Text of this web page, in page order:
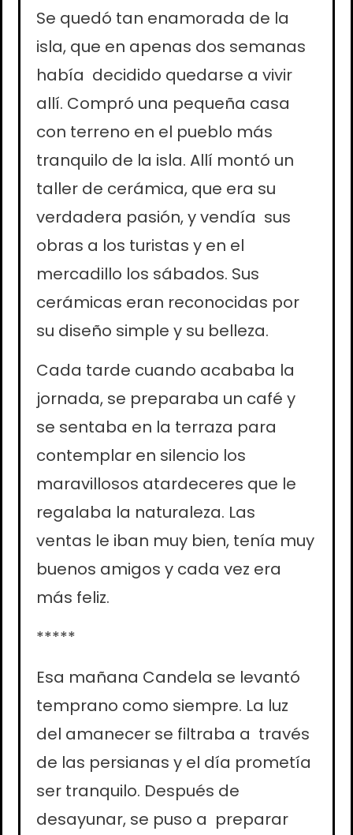
Se quedó tan enamorada de la
isla, que en apenas dos semanas
había decidido quedarse a vivir
allí. Compró una pequeña casa
con terreno en el pueblo más
tranquilo de la isla. Allí montó un
taller de cerámica, que era su
verdadera pasión, y vendía sus
obras a los turistas y en el
mercadillo los sábados. Sus
cerámicas eran reconocidas por
su diseño simple y su belleza.
Cada tarde cuando acababa la
jornada, se preparaba un café y
se sentaba en la terraza para
contemplar en silencio los
maravillosos atardeceres que le
regalaba la naturaleza. Las
ventas le iban muy bien, tenía muy
buenos amigos y cada vez era
más feliz.
*****
Esa mañana Candela se levantó
temprano como siempre. La luz
del amanecer se filtraba a través
de las persianas y el día prometía
ser tranquilo. Después de
desayunar, se puso a preparar